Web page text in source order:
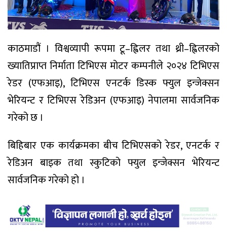
काठमाडौं । विश्वव्यापी रूपमा टू–ह्विलर तथा थ्री–ह्विलरको
ख्यातिप्राप्त निर्माता टिभिएस मोटर कम्पनीले २०२४ टिभिएस
रेडर (एफआइ), टिभिएस एनटर्क डिस्क फ्युल इन्जेक्सन
भेरियन्ट र टिभिएस रेडिअन (एफआइ) नेपालमा सार्वजनिक
गरेको छ ।
बिहिबार एक कार्यक्रमका बीच टिभिएसको रेडर, एनटर्क र
रेडिअन बाइक तथा स्कुटिको फ्युल इन्जेक्सन भेरियन्ट
सार्वजनिक गरेको हो ।